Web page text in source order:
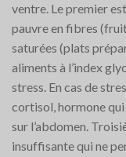
ventre. Le premier
pauvre en fibres
saturées (plats
aliments à l’index
stress. En cas de
cortisol, hormone
sur l’abdomen.
insuffisante qui ne